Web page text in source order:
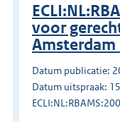
voor
Datum publicatie:
Datum uitspraak: